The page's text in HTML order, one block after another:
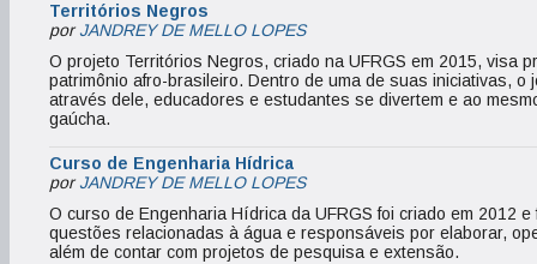
Territórios Negros
porJANDREY DE MELLO LOPES
O projeto Territórios Negros, criado na UFRGS em 2015, visa
patrimônio afro-brasileiro. Dentro de uma de suas iniciativas, o
através dele, educadores e estudantes se divertem e ao
gaúcha.
Curso de Engenharia Hídrica
porJANDREY DE MELLO LOPES
O curso de Engenharia Hídrica da UFRGS foi criado em 2012
questões relacionadas à água e responsáveis por elaborar,
além de contar com projetos de pesquisa e extensão.